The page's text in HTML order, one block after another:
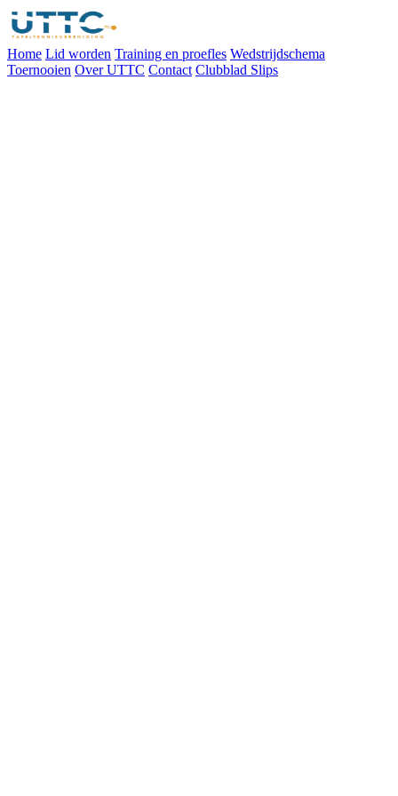
Home Lid worden Training en proefles Wedstrijdschema
Toernooien Over UTTC Contact Clubblad Slips